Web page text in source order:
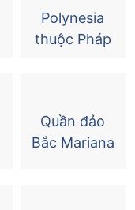
Polynesia
thuộc Pháp
Quần đảo
Bắc Mariana